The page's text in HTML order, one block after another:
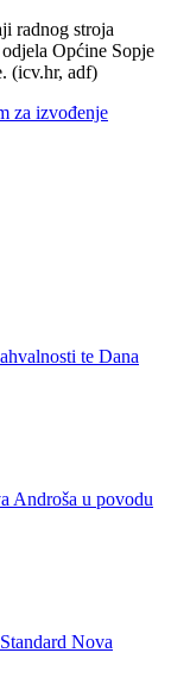
radnog stroja
Općine Sopje
(icv.hr, adf)
za izvođenje
te Dana
Androša u povodu
Nova